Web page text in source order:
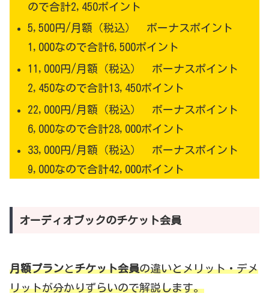
ので合計2,450ポイント
5,500円/月額（税込） ボーナスポイント
1,000なので合計6,500ポイント
11,000円/月額（税込） ボーナスポイント
2,450なので合計13,450ポイント
22,000円/月額（税込） ボーナスポイント
6,000なので合計28,000ポイント
33,000円/月額（税込） ボーナスポイント
9,000なので合計42,000ポイント
オーディオブックのチケット会員
月額プランとチケット会員の違いとメリット・デメ
リットが分かりずらいので解説します。